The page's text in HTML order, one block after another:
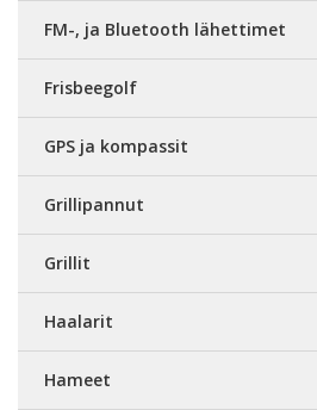
FM-, ja Bluetooth lähettimet
Frisbeegolf
GPS ja kompassit
Grillipannut
Grillit
Haalarit
Hameet